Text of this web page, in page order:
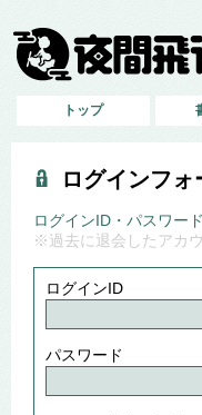
トップ
ログインフォ
ログインID・パスワー
※過去に退会したアカ
ログインID
パスワード